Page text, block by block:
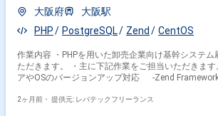
大阪府
大阪駅
PHP
PostgreSQL Zend CentOS
作業内容 ・PHPを用いた卸売企業向け基幹システ
ただきます。 ・主に下記作業をご担当いただきま
アやOSのバージョンアップ対応 -Zend
2ヶ月前・ 提供元: レバテックフリーランス